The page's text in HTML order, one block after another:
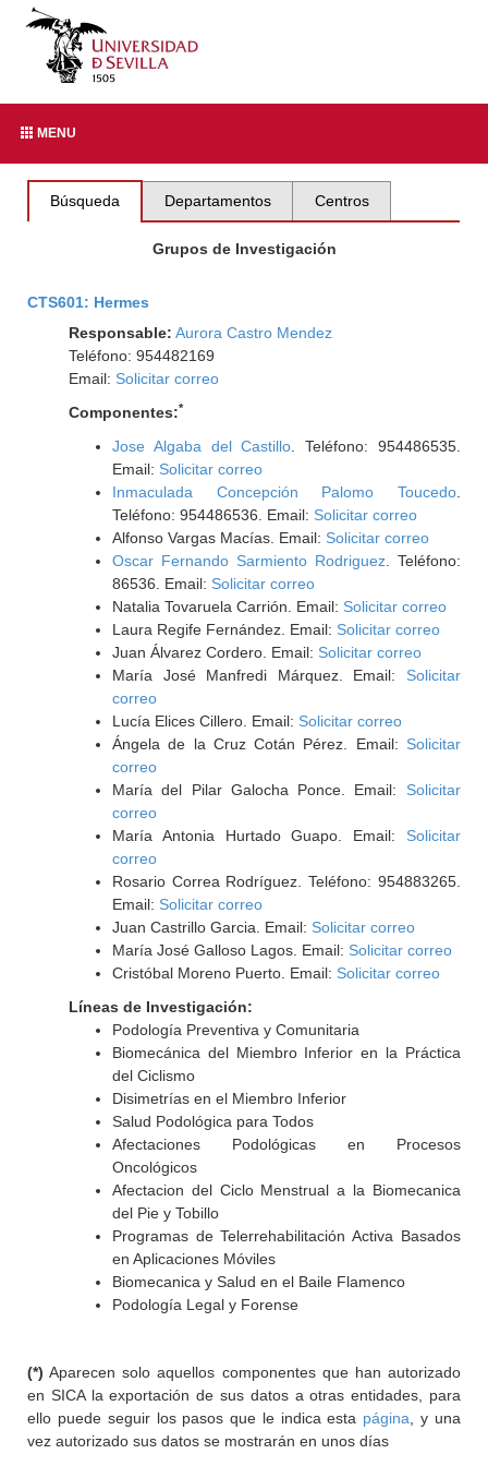
MENU
Búsqueda Departamentos Centros
Grupos de Investigación
CTS601: Hermes
Responsable: Aurora Castro Mendez
Teléfono: 954482169
Email: Solicitar correo
Componentes:*
Jose Algaba del Castillo . Teléfono: 954486535.
Email: Solicitar correo
Inmaculada Concepción Palomo Toucedo.
Teléfono: 954486536. Email: Solicitar correo
Alfonso Vargas Macías. Email: Solicitar correo
Oscar Fernando Sarmiento Rodriguez. Teléfono:
86536. Email: Solicitar correo
Natalia Tovaruela Carrión. Email: Solicitar correo
Laura Regife Fernández. Email: Solicitar correo
Juan Álvarez Cordero. Email: Solicitar correo
María José Manfredi Márquez. Email: Solicitar
correo
Lucía Elices Cillero. Email: Solicitar correo
Ángela de la Cruz Cotán Pérez. Email: Solicitar
correo
María del Pilar Galocha Ponce. Email: Solicitar
correo
María Antonia Hurtado Guapo. Email: Solicitar
correo
Rosario Correa Rodríguez. Teléfono: 954883265.
Email: Solicitar correo
Juan Castrillo Garcia. Email: Solicitar correo
María José Galloso Lagos. Email: Solicitar correo
Cristóbal Moreno Puerto. Email: Solicitar correo
Líneas de Investigación:
Podología Preventiva y Comunitaria
Biomecánica del Miembro Inferior en la Práctica
del Ciclismo
Disimetrías en el Miembro Inferior
Salud Podológica para Todos
Afectaciones Podológicas en Procesos
Oncológicos
Afectacion del Ciclo Menstrual a la Biomecanica
del Pie y Tobillo
Programas de Telerrehabilitación Activa Basados
en Aplicaciones Móviles
Biomecanica y Salud en el Baile Flamenco
Podología Legal y Forense
(*) Aparecen solo aquellos componentes que han autorizado
en SICA la exportación de sus datos a otras entidades, para
ello puede seguir los pasos que le indica esta página , y una
vez autorizado sus datos se mostrarán en unos días